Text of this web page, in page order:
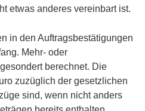
etwas anderes vereinbart ist.
in den Auftragsbestätigungen
Mehr- oder
berechnet. Die
zuzüglich der gesetzlichen
sind, wenn nicht anders